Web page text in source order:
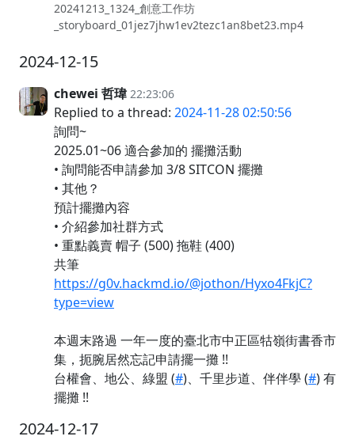
20241213_1324_創意工作坊
_storyboard_01jez7jhw1ev2tezc1an8bet23.mp4
2024-12-15
chewei 哲瑋 22:23:06
Replied to a thread: 2024-11-28 02:50:56
詢問~
2025.01~06 適合參加的 擺攤活動
• 詢問能否申請參加 3/8 SITCON 擺攤
• 其他？
預計擺攤內容
• 介紹參加社群方式
• 重點義賣 帽子 (500) 拖鞋 (400)
共筆
https://g0v.hackmd.io/@jothon/Hyxo4FkjC?
type=view
本週末路過 一年一度的臺北市中正區牯嶺街書香市
集，扼腕居然忘記申請擺一攤 !!
台權會、地公、綠盟 (#)、千里步道、伴伴學 (#) 有
擺攤 !!
2024-12-17